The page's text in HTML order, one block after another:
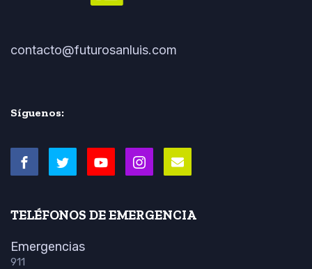
contacto@futurosanluis.com
Síguenos:
TELÉFONOS DE EMERGENCIA
Emergencias
911